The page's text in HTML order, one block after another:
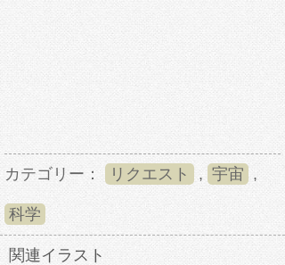
カテゴリー： リクエスト , 宇宙 ,
科学
関連イラスト